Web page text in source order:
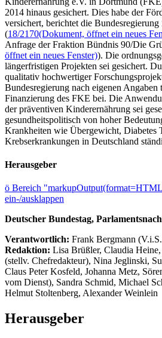
2014 hinaus gesichert. Dies habe der
versichert, berichtet die
(18/2170(Dokument, öffnet ein neues
Anfrage der Fraktion Bündnis 90/Die
öffnet ein neues Fenster)). Die
längerfristigen Projekten sei gesichert.
qualitativ hochwertiger
Bundesregierung nach eigenen Angaben
Finanzierung des FKE bei. Die
der präventiven Kinderernährung sei
gesundheitspolitisch von hoher
Krankheiten wie Übergewicht, Diabetes
Krebserkrankungen in Deutschland
Herausgeber
ö Bereich
ein-/ausklappen
Deutscher Bundestag,
Verantwortlich: Frank Bergmann
Redaktion: Lisa Brüßler, Claudia
(stellv. Chefredakteur), Nina Jeglinski,
Claus Peter Kosfeld, Johanna Metz,
vom Dienst), Sandra Schmid, Michael
Helmut Stoltenberg, Alexander Weinlein
Herausgeber